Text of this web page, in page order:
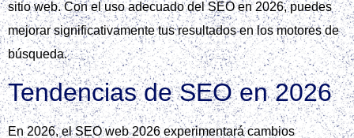
sitio web. Con el uso adecuado del SEO en 2026, puedes
mejorar significativamente tus resultados en los motores de
búsqueda.
Tendencias de SEO en 2026
En 2026, el SEO web 2026 experimentará cambios